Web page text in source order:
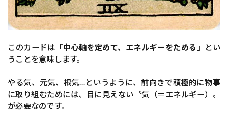
このカードは 「中心軸を定めて、エネルギーをためる」
とい
うことを意味します。
やる気、元気、根気…というように、前向きで積極的に物事
に取り組むためには、目に見えない〝気（＝エネルギー）〟
が必要なのです。